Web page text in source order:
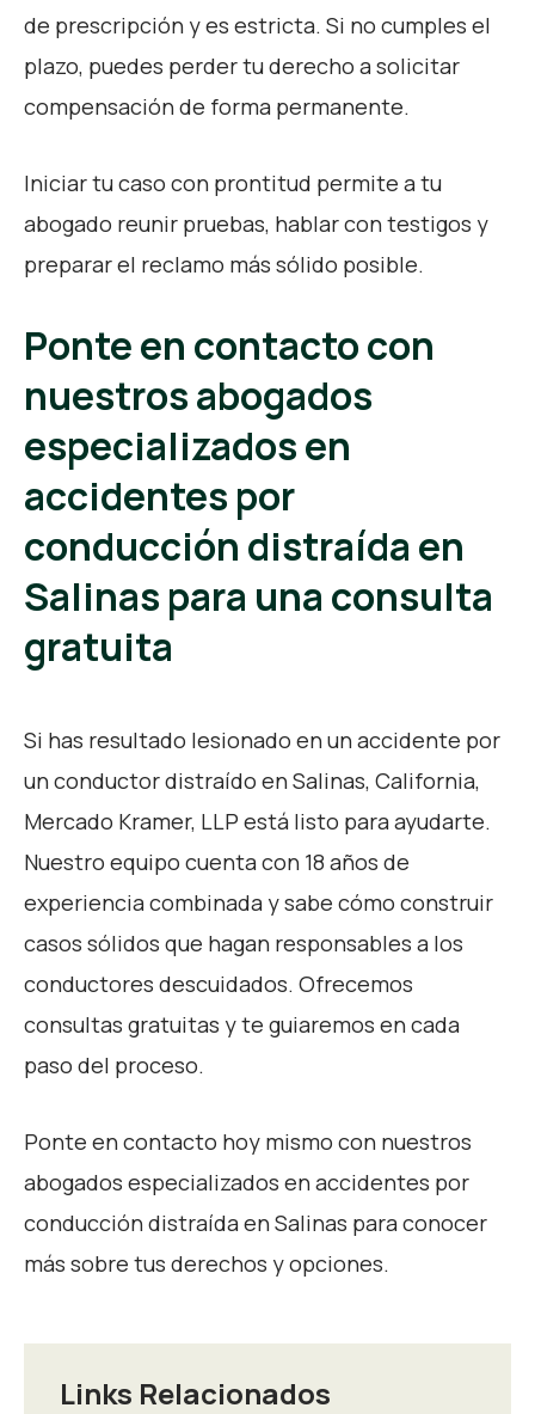
de prescripción y es estricta. Si no cumples el
plazo, puedes perder tu derecho a solicitar
compensación de forma permanente.
Iniciar tu caso con prontitud permite a tu
abogado reunir pruebas, hablar con testigos y
preparar el reclamo más sólido posible.
Ponte en contacto con
nuestros abogados
especializados en
accidentes por
conducción distraída en
Salinas para una consulta
gratuita
Si has resultado lesionado en un accidente por
un conductor distraído en Salinas, California,
Mercado Kramer, LLP está listo para ayudarte.
Nuestro equipo cuenta con 18 años de
experiencia combinada y sabe cómo construir
casos sólidos que hagan responsables a los
conductores descuidados. Ofrecemos
consultas gratuitas y te guiaremos en cada
paso del proceso.
Ponte en contacto hoy mismo con nuestros
abogados especializados en accidentes por
conducción distraída en Salinas para conocer
más sobre tus derechos y opciones.
Links Relacionados